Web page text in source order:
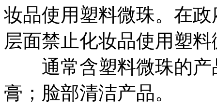
妆品使用塑料微珠。在
层面禁止化妆品使用塑
通常含塑料微珠的产
膏；脸部清洁产品。